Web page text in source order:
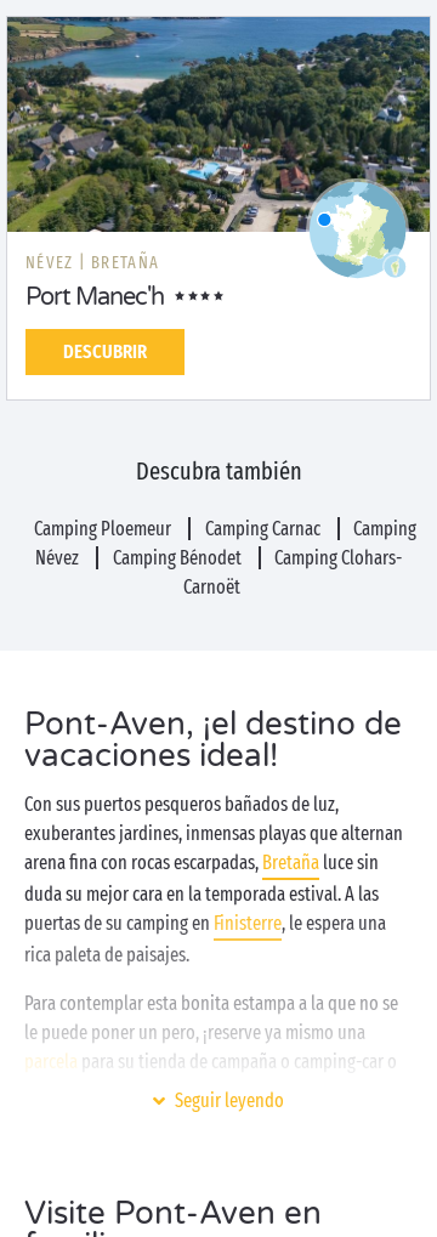
NÉVEZ | BRETAÑA
Port Manec'h
DESCUBRIR
Descubra también
Camping Ploemeur Camping Carnac
Camping
Névez
Camping Bénodet
Camping Clohars-
Carnoët
Pont-Aven, ¡el destino de
vacaciones ideal!
Con sus puertos pesqueros bañados de luz,
exuberantes jardines, inmensas playas que alternan
arena fina con rocas escarpadas, Bretaña luce sin
duda su mejor cara en la temporada estival. A las
puertas de su camping en Finisterre, le espera una
rica paleta de paisajes.
Para contemplar esta bonita estampa a la que no se
le puede poner un pero, ¡reserve ya mismo una
parcela para su tienda de campaña o camping-car o
mobile-hometotalmente equipada para
al aire libre:
tenis, aquagym o petanca, ¡practique su
Seguir leyendo
Visite Pont-Aven en